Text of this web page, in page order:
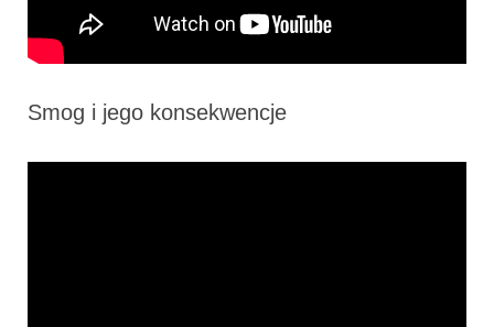
Smog i jego konsekwencje